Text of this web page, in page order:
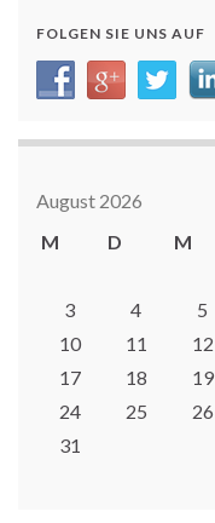
FOLGEN SIE UNS AUF
August 2026
M
D M
3
4 5
10
11 12
17
18 19
24
25 26
31